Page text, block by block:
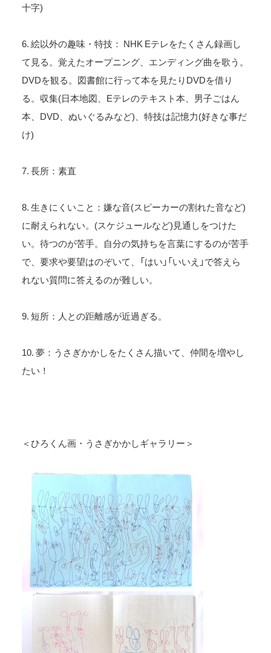
十字)
6. 絵以外の趣味・特技： NHK Eテレをたくさん録画し
て見る。覚えたオープニング、エンディング曲を歌う。
DVDを観る。図書館に行って本を見たりDVDを借り
る。収集(日本地図、Eテレのテキスト本、男子ごはん
本、DVD、ぬいぐるみなど)、特技は記憶力(好きな事だ
け)
7. 長所：素直
8. 生きにくいこと：嫌な音(スピーカーの割れた音など)
に耐えられない。(スケジュールなど)見通しをつけた
い。待つのが苦手。自分の気持ちを言葉にするのが苦手
で、要求や要望はのぞいて、「はい」「いいえ」で答えら
れない質問に答えるのが難しい。
9. 短所：人との距離感が近過ぎる。
10. 夢：うさぎかかしをたくさん描いて、仲間を増やし
たい！
＜ひろくん画・うさぎかかしギャラリー＞